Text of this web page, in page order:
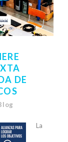
DE
La